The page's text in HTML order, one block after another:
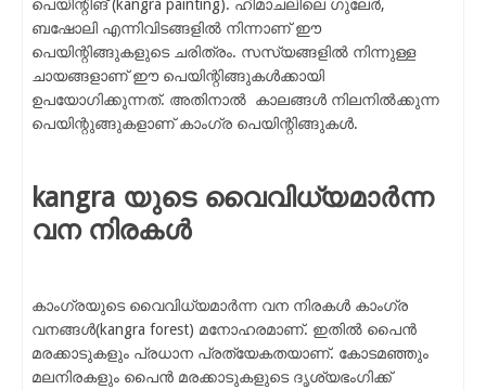
പെയിന്റിങ് (kangra painting). ഹിമാചലിലെ ഗുലേർ,
ബഷോലി എന്നിവിടങ്ങളിൽ നിന്നാണ് ഈ
പെയിന്റിങ്ങുകളുടെ ചരിത്രം. സസ്യങ്ങളിൽ നിന്നുള്ള
ചായങ്ങളാണ് ഈ പെയിന്റിങ്ങുകൾക്കായി
ഉപയോഗിക്കുന്നത്. അതിനാൽ കാലങ്ങൾ നിലനിൽക്കുന്ന
പെയിന്റുങ്ങുകളാണ് കാംഗ്ര പെയിന്റിങ്ങുകൾ.
kangra യുടെ വൈവിധ്യമാർന്ന
വന നിരകൾ
കാംഗ്രയുടെ വൈവിധ്യമാർന്ന വന നിരകൾ കാംഗ്ര
വനങ്ങൾ(kangra forest) മനോഹരമാണ്. ഇതിൽ പൈൻ
മരക്കാടുകളും പ്രധാന പ്രത്യേകതയാണ്. കോടമഞ്ഞും
മലനിരകളും പൈൻ മരക്കാടുകളുടെ ദൃശ്യഭംഗിക്ക്